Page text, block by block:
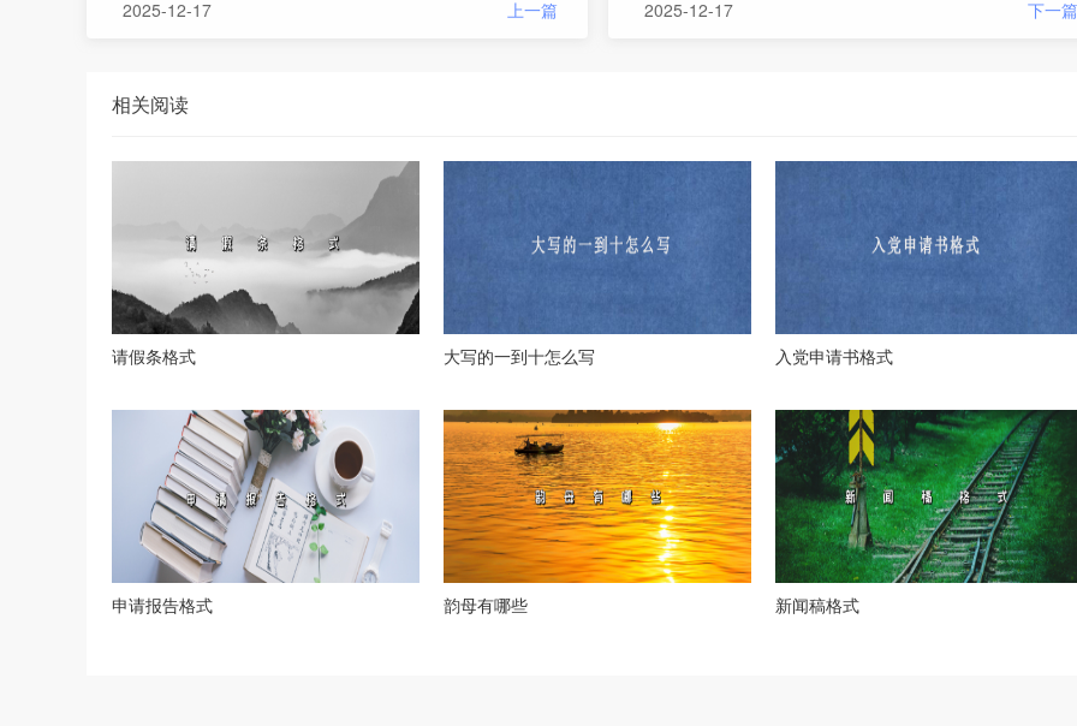
2025-12-17 上一篇 2025-12-17 下一篇
相关阅读
请假条格式 大写的一到十怎么写 入党申请书格式
申请报告格式 韵母有哪些 新闻稿格式